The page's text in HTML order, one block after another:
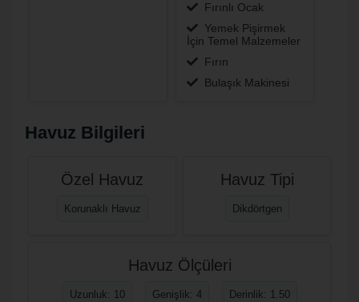
Fırınlı Ocak
Yemek Pişirmek
İçin Temel Malzemeler
Fırın
Bulaşık Makinesi
Havuz Bilgileri
Özel Havuz
Korunaklı Havuz
Havuz Tipi
Dikdörtgen
Havuz Ölçüleri
Uzunluk: 10 Genişlik: 4 Derinlik: 1.50